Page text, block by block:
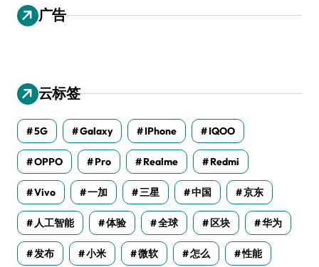
广告
云标签
5G Galaxy IPhone IQOO
OPPO Pro Realme Redmi
Vivo 一加 三星 中国 京东
人工智能 体验 全球 区块 华为
发布 小米 微软 怎么 性能